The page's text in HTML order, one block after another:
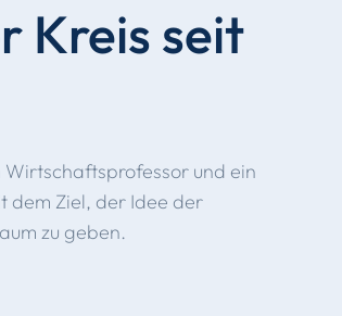
Kreis seit
und ein
dem Ziel, der Idee der
zu geben.